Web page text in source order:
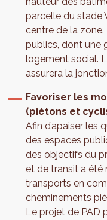
parcelle du stade
centre de la
publics, dont une
logement social.
assurera la
Favoriser les
(piétons et
Afin d’apaiser les
des espaces
des objectifs du
et de transit a été
transports en
cheminements
Le projet de PAD